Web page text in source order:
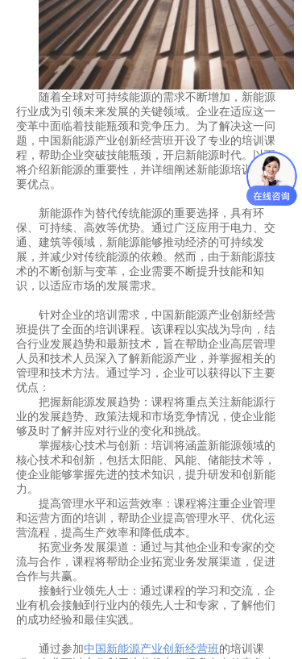
随着全球对可持续能源的需求不断增加，新能源
行业成为引领未来发展的关键领域。企业在适应这一
变革中面临着技能瓶颈和竞争压力。为了解决这一问
题，中国新能源产业创新经营班开设了专业的培训课
程，帮助企业突破技能瓶颈，开启新能源时代。以下
将介绍新能源的重要性，并详细阐述新能源培训的主
要优点。
新能源作为替代传统能源的重要选择，具有环
保、可持续、高效等优势。通过广泛应用于电力、交
通、建筑等领域，新能源能够推动经济的可持续发
展，并减少对传统能源的依赖。然而，由于新能源技
术的不断创新与变革，企业需要不断提升技能和知
识，以适应市场的发展需求。
针对企业的培训需求，中国新能源产业创新经营
班提供了全面的培训课程。该课程以实战为导向，结
合行业发展趋势和最新技术，旨在帮助企业高层管理
人员和技术人员深入了解新能源产业，并掌握相关的
管理和技术方法。通过学习，企业可以获得以下主要
优点：
把握新能源发展趋势：课程将重点关注新能源行
业的发展趋势、政策法规和市场竞争情况，使企业能
够及时了解并应对行业的变化和挑战。
掌握核心技术与创新：培训将涵盖新能源领域的
核心技术和创新，包括太阳能、风能、储能技术等，
使企业能够掌握先进的技术知识，提升研发和创新能
力。
提高管理水平和运营效率：课程将注重企业管理
和运营方面的培训，帮助企业提高管理水平、优化运
营流程，提高生产效率和降低成本。
拓宽业务发展渠道：通过与其他企业和专家的交
流与合作，课程将帮助企业拓宽业务发展渠道，促进
合作与共赢。
接触行业领先人士：通过课程的学习和交流，企
业有机会接触到行业内的领先人士和专家，了解他们
的成功经验和最佳实践。
通过参加中国新能源产业创新经营班的培训课